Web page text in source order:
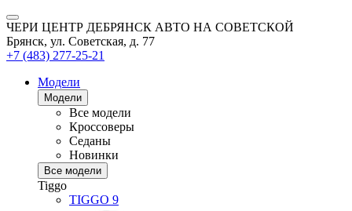
ЧЕРИ ЦЕНТР ДЕБРЯНСК АВТО НА СОВЕТСКОЙ
Брянск, ул. Советская, д. 77
+7 (483) 277-25-21
Модели
Модели
Все модели
Кроссоверы
Седаны
Новинки
Все модели
Tiggo
TIGGO 9